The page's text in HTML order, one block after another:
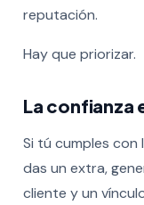
reputación.
Hay que priorizar.
La confianza
Si tú cumples
das un extra,
cliente y un